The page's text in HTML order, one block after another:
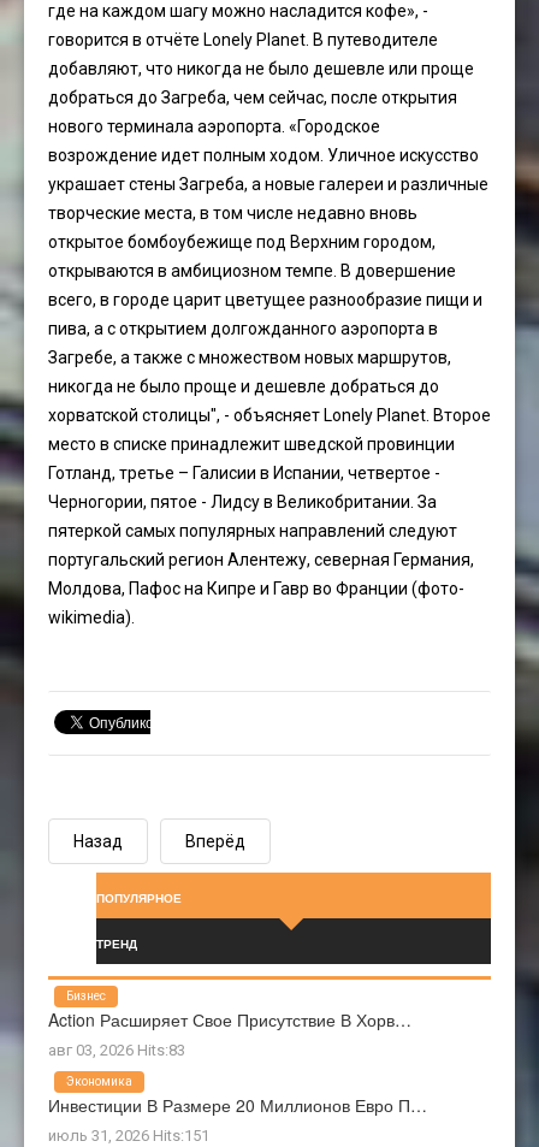
где на каждом шагу можно насладится кофе», -
говорится в отчёте Lonely Planet. В путеводителе
добавляют, что никогда не было дешевле или проще
добраться до Загреба, чем сейчас, после открытия
нового терминала аэропорта. «Городское
возрождение идет полным ходом. Уличное искусство
украшает стены Загреба, а новые галереи и различные
творческие места, в том числе недавно вновь
открытое бомбоубежище под Верхним городом,
открываются в амбициозном темпе. В довершение
всего, в городе царит цветущее разнообразие пищи и
пива, а с открытием долгожданного аэропорта в
Загребе, а также с множеством новых маршрутов,
никогда не было проще и дешевле добраться до
хорватской столицы", - объясняет Lonely Planet. Второе
место в списке принадлежит шведской провинции
Готланд, третье – Галисии в Испании, четвертое -
Черногории, пятое - Лидсу в Великобритании. За
пятеркой самых популярных направлений следуют
португальский регион Алентежу, северная Германия,
Молдова, Пафос на Кипре и Гавр во Франции (фото-
wikimedia).
Назад Вперёд
ПОПУЛЯРНОЕ
ТРЕНД
Action Расширяет Свое Присутствие В Хорв…
авг 03, 2026 Hits:83
Бизнес
Инвестиции В Размере 20 Миллионов Евро П…
июль 31, 2026 Hits:151
Экономика